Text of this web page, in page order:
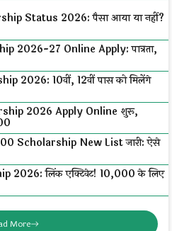
Status 2026: पैसा आया या नहीं?
2026-27 Online Apply: पात्रता,
2026: 10वीं, 12वीं पास को मिलेंगे
2026 Apply Online शुरू,
Scholarship New List जारी: ऐसे
लिंक एक्टिवेट! ₹10,000 के लिए
More